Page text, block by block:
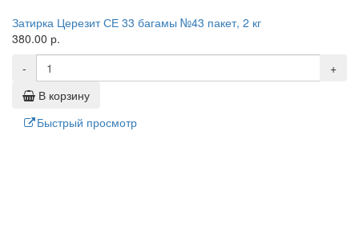
Затирка Церезит СЕ 33 багамы №43 пакет, 2 кг
380.00 р.
-
+
В корзину
Быстрый просмотр